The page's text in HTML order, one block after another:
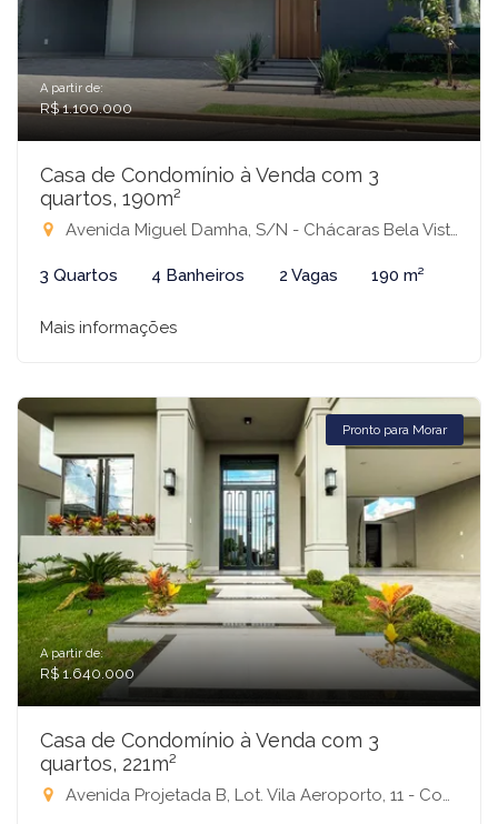
A partir de:
R$ 1.100.000
Casa de Condomínio à Venda com 3
quartos, 190m²
Avenida Miguel Damha, S/N - Chácaras Bela Vista,, s/n - Condomínio Village Damha IV Mirassol, Mirassol-SP
3 Quartos 4 Banheiros 2 Vagas 190 m²
Mais informações
Pronto para Morar
A partir de:
R$ 1.640.000
Casa de Condomínio à Venda com 3
quartos, 221m²
Avenida Projetada B, Lot. Vila Aeroporto, 11 - Condomínio Residencial Terra Vista, Mirassol-SP